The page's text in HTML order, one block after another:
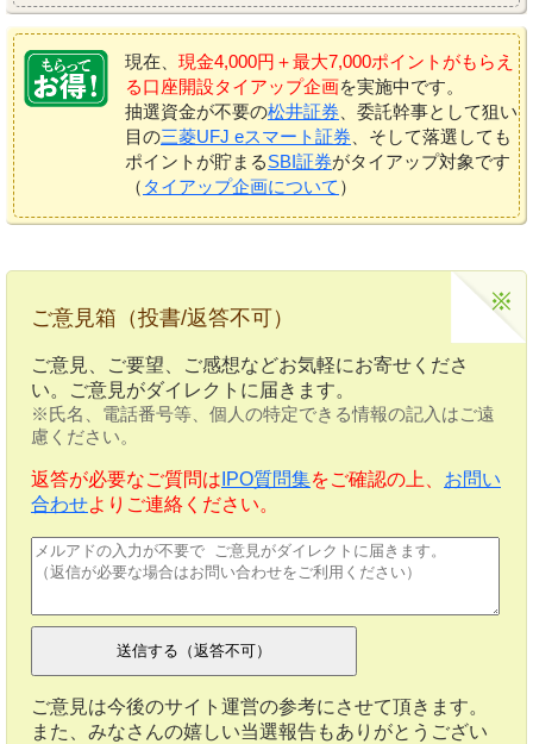
現在、 現金4,000円＋最大7,000ポイントがもらえ
る口座開設タイアップ企画を実施中です。
抽選資金が不要の松井証券、委託幹事として狙い
目の三菱UFJ eスマート証券、そして落選しても
ポイントが貯まるSBI証券がタイアップ対象です
（ タイアップ企画について ）
ご意見箱（投書/返答不可）
ご意見、ご要望、ご感想などお気軽にお寄せくださ
い。ご意見がダイレクトに届きます。
※氏名、電話番号等、個人の特定できる情報の記入はご遠
慮ください。
返答が必要なご質問は IPO質問集をご確認の上、 お問い
合わせよりご連絡ください。
ご意見は今後のサイト運営の参考にさせて頂きます。
また、みなさんの嬉しい当選報告もありがとうござい